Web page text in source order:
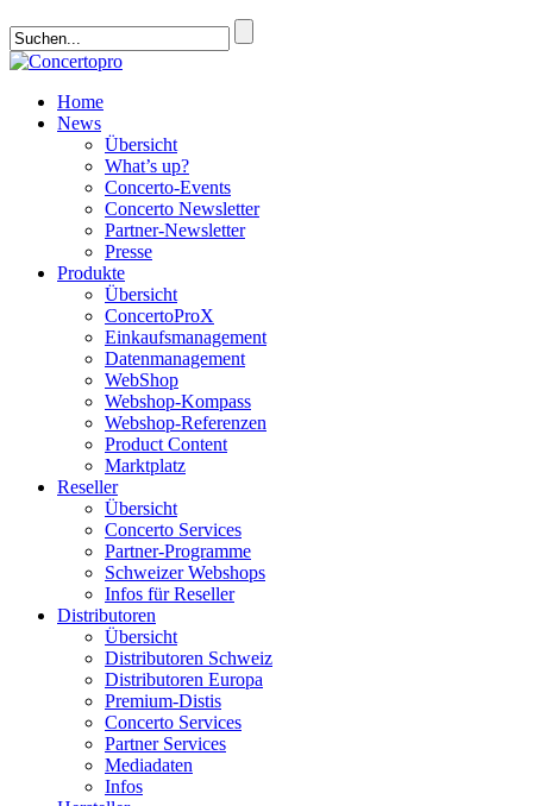
Home
News
Übersicht
What’s up?
Concerto-Events
Concerto Newsletter
Partner-Newsletter
Presse
Produkte
Übersicht
ConcertoProX
Einkaufsmanagement
Datenmanagement
WebShop
Webshop-Kompass
Webshop-Referenzen
Product Content
Marktplatz
Reseller
Übersicht
Concerto Services
Partner-Programme
Schweizer Webshops
Infos für Reseller
Distributoren
Übersicht
Distributoren Schweiz
Distributoren Europa
Premium-Distis
Concerto Services
Partner Services
Mediadaten
Infos